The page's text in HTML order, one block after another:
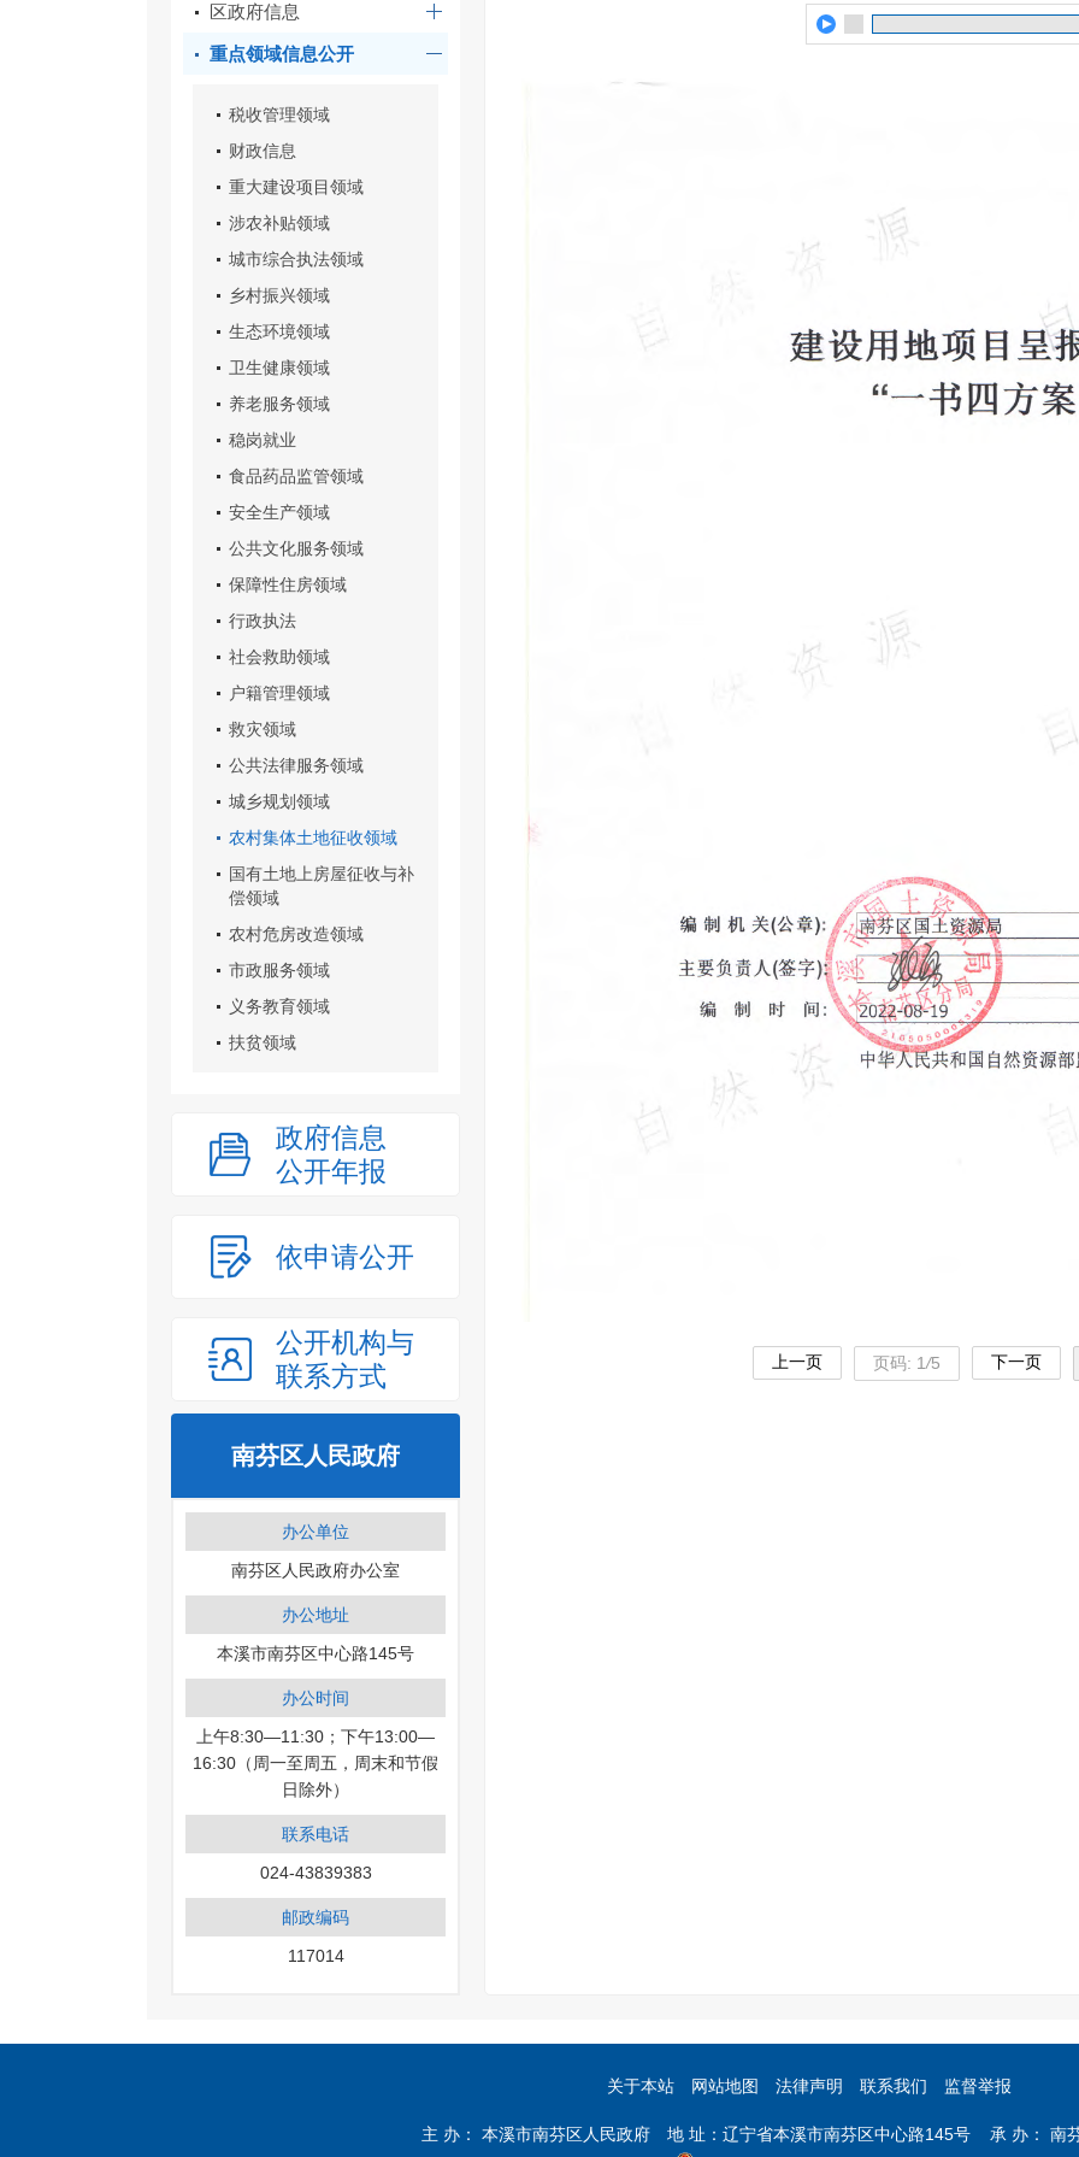
区政府信息
重点领域信息公开
税收管理领域
财政信息
重大建设项目领域
涉农补贴领域
城市综合执法领域
乡村振兴领域
生态环境领域
卫生健康领域
养老服务领域
稳岗就业
食品药品监管领域
安全生产领域
公共文化服务领域
保障性住房领域
行政执法
社会救助领域
户籍管理领域
救灾领域
公共法律服务领域
城乡规划领域
农村集体土地征收领域
国有土地上房屋征收与补
偿领域
农村危房改造领域
市政服务领域
义务教育领域
扶贫领域
政府信息
公开年报
依申请公开
公开机构与
联系方式
南芬区人民政府
办公单位
南芬区人民政府办公室
办公地址
本溪市南芬区中心路145号
办公时间
上午8:30—11:30；下午13:00—
16:30（周一至周五，周末和节假
日除外）
联系电话
024-43839383
邮政编码
117014
上一页 页码: 1/5 下一页
关于本站 网站地图 法律声明 联系我们 监督举报
主 办： 本溪市南芬区人民政府 地 址：辽宁省本溪市南芬区中心路145号 承 办： 南